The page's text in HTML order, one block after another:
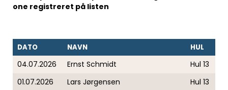
one registreret på listen
DATO NAVN HUL
04.07.2026 Ernst Schmidt
Hul 13
01.07.2026
Lars Jørgensen
Hul 13